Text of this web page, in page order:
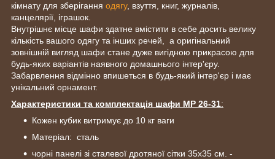
кімнату для зберігання одягу, взуття, книг, журналів,
канцелярії, іграшок.
Внутрішнє місце шафи здатне вмістити в себе досить велику
кількість вашого одягу та інших речей, а оригінальний
зовнішній вигляд шафи стане дуже вигідною прикрасою для
будь-яких варіантів наявного домашнього інтер'єру.
Забарвлення відмінно впишеться в будь-який інтер'єр і має
унікальний орнамент.
Характеристики та комплектація шафи МР 26-31:
Кожен кубик витримує до 10 кг ваги
Матеріал: сталь
чорні панелі зі сталевої дротяної сітки 35х35 см. -